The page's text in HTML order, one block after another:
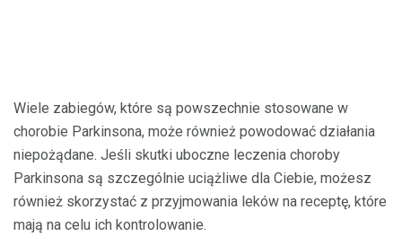
Wiele zabiegów, które są powszechnie stosowane w
chorobie Parkinsona, może również powodować działania
niepożądane. Jeśli skutki uboczne leczenia choroby
Parkinsona są szczególnie uciążliwe dla Ciebie, możesz
również skorzystać z przyjmowania leków na receptę, które
mają na celu ich kontrolowanie.